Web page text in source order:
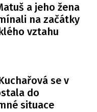
a jeho žena
na začátky
vztahu
se v
do
situace